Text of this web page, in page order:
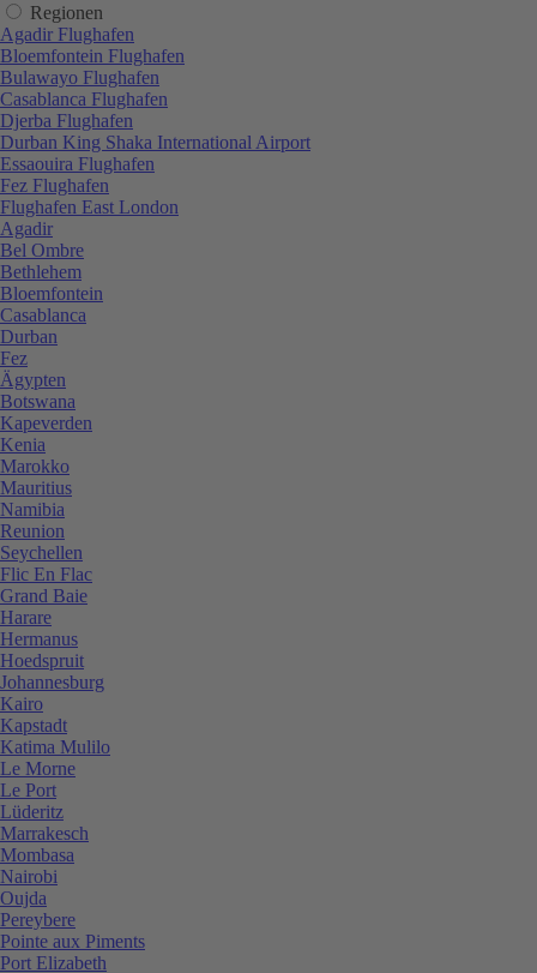
Regionen
Agadir Flughafen
Bloemfontein Flughafen
Bulawayo Flughafen
Casablanca Flughafen
Djerba Flughafen
Durban King Shaka International Airport
Essaouira Flughafen
Fez Flughafen
Flughafen East London
Agadir
Bel Ombre
Bethlehem
Bloemfontein
Casablanca
Durban
Fez
Ägypten
Botswana
Kapeverden
Kenia
Marokko
Mauritius
Namibia
Reunion
Seychellen
Flic En Flac
Grand Baie
Harare
Hermanus
Hoedspruit
Johannesburg
Kairo
Kapstadt
Katima Mulilo
Le Morne
Le Port
Lüderitz
Marrakesch
Mombasa
Nairobi
Oujda
Pereybere
Pointe aux Piments
Port Elizabeth